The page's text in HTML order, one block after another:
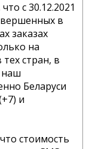
с 30.12.2021
в
заказах
на
стран, в
наш
Беларуси
и
стоимость